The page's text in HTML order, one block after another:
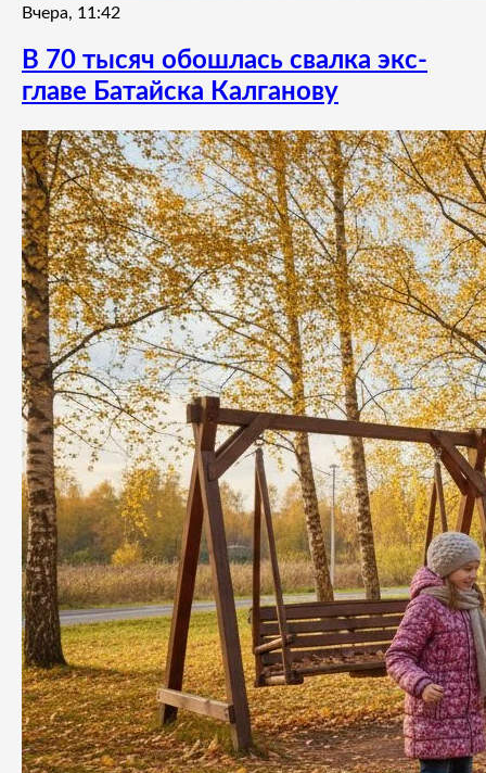
Вчера, 11:42
В 70 тысяч обошлась свалка экс-
главе Батайска Калганову